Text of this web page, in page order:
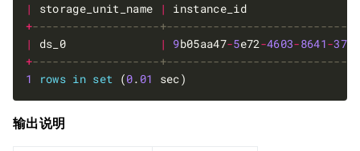
|
storage_unit_name |
+
|
ds_0 | 9b05aa47-5e72-4603-8641-375
+
1
rows in set (0. 01
输出说明